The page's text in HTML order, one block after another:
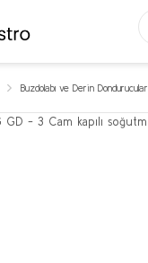
Buzdolabı ve Derin Dondurucular